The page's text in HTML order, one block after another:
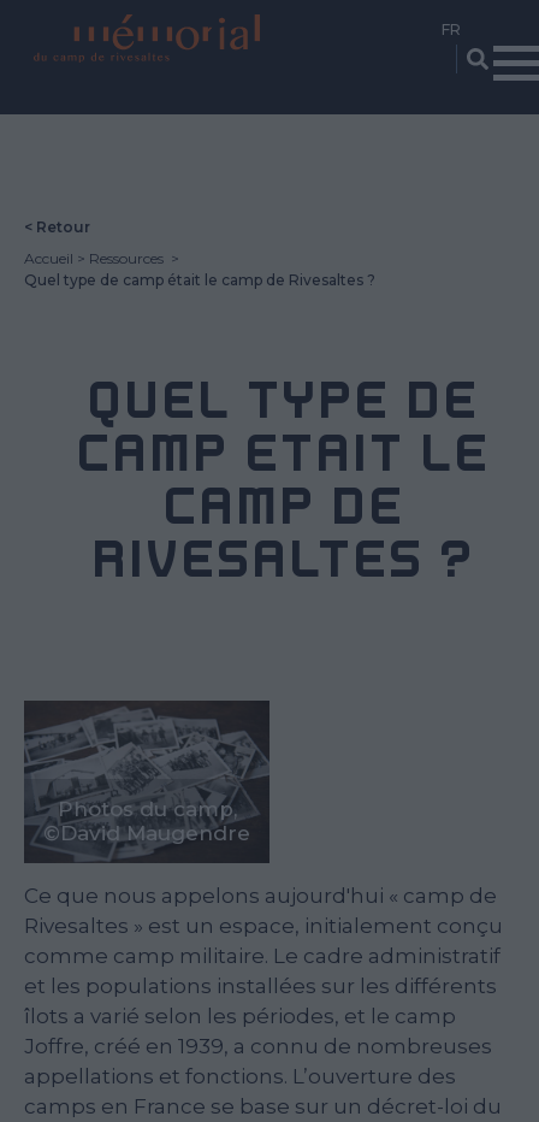
< Retour
Accueil
Ressources
Quel type de camp était le camp de Rivesaltes ?
QUEL TYPE DE
CAMP ÉTAIT LE
CAMP DE
RIVESALTES ?
Photos du camp,
©David Maugendre
Ce que nous appelons aujourd'hui « camp de
Rivesaltes » est un espace, initialement conçu
comme camp militaire. Le cadre administratif
et les populations installées sur les différents
îlots a varié selon les périodes, et le camp
Joffre, créé en 1939, a connu de nombreuses
appellations et fonctions. L’ouverture des
camps en France se base sur un décret-loi du